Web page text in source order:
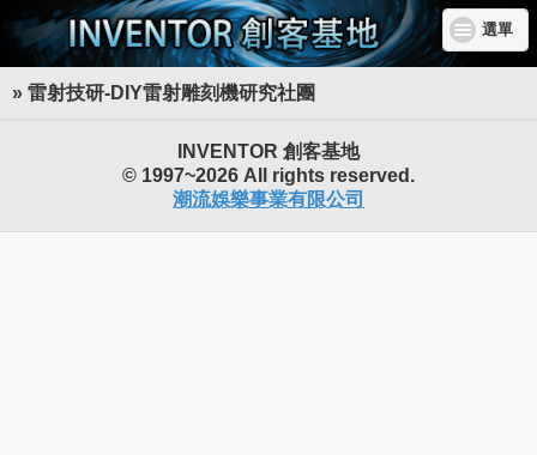
選單
» 雷射技研-DIY雷射雕刻機研究社團
INVENTOR 創客基地
© 1997~2026 All rights reserved.
潮流娛樂事業有限公司